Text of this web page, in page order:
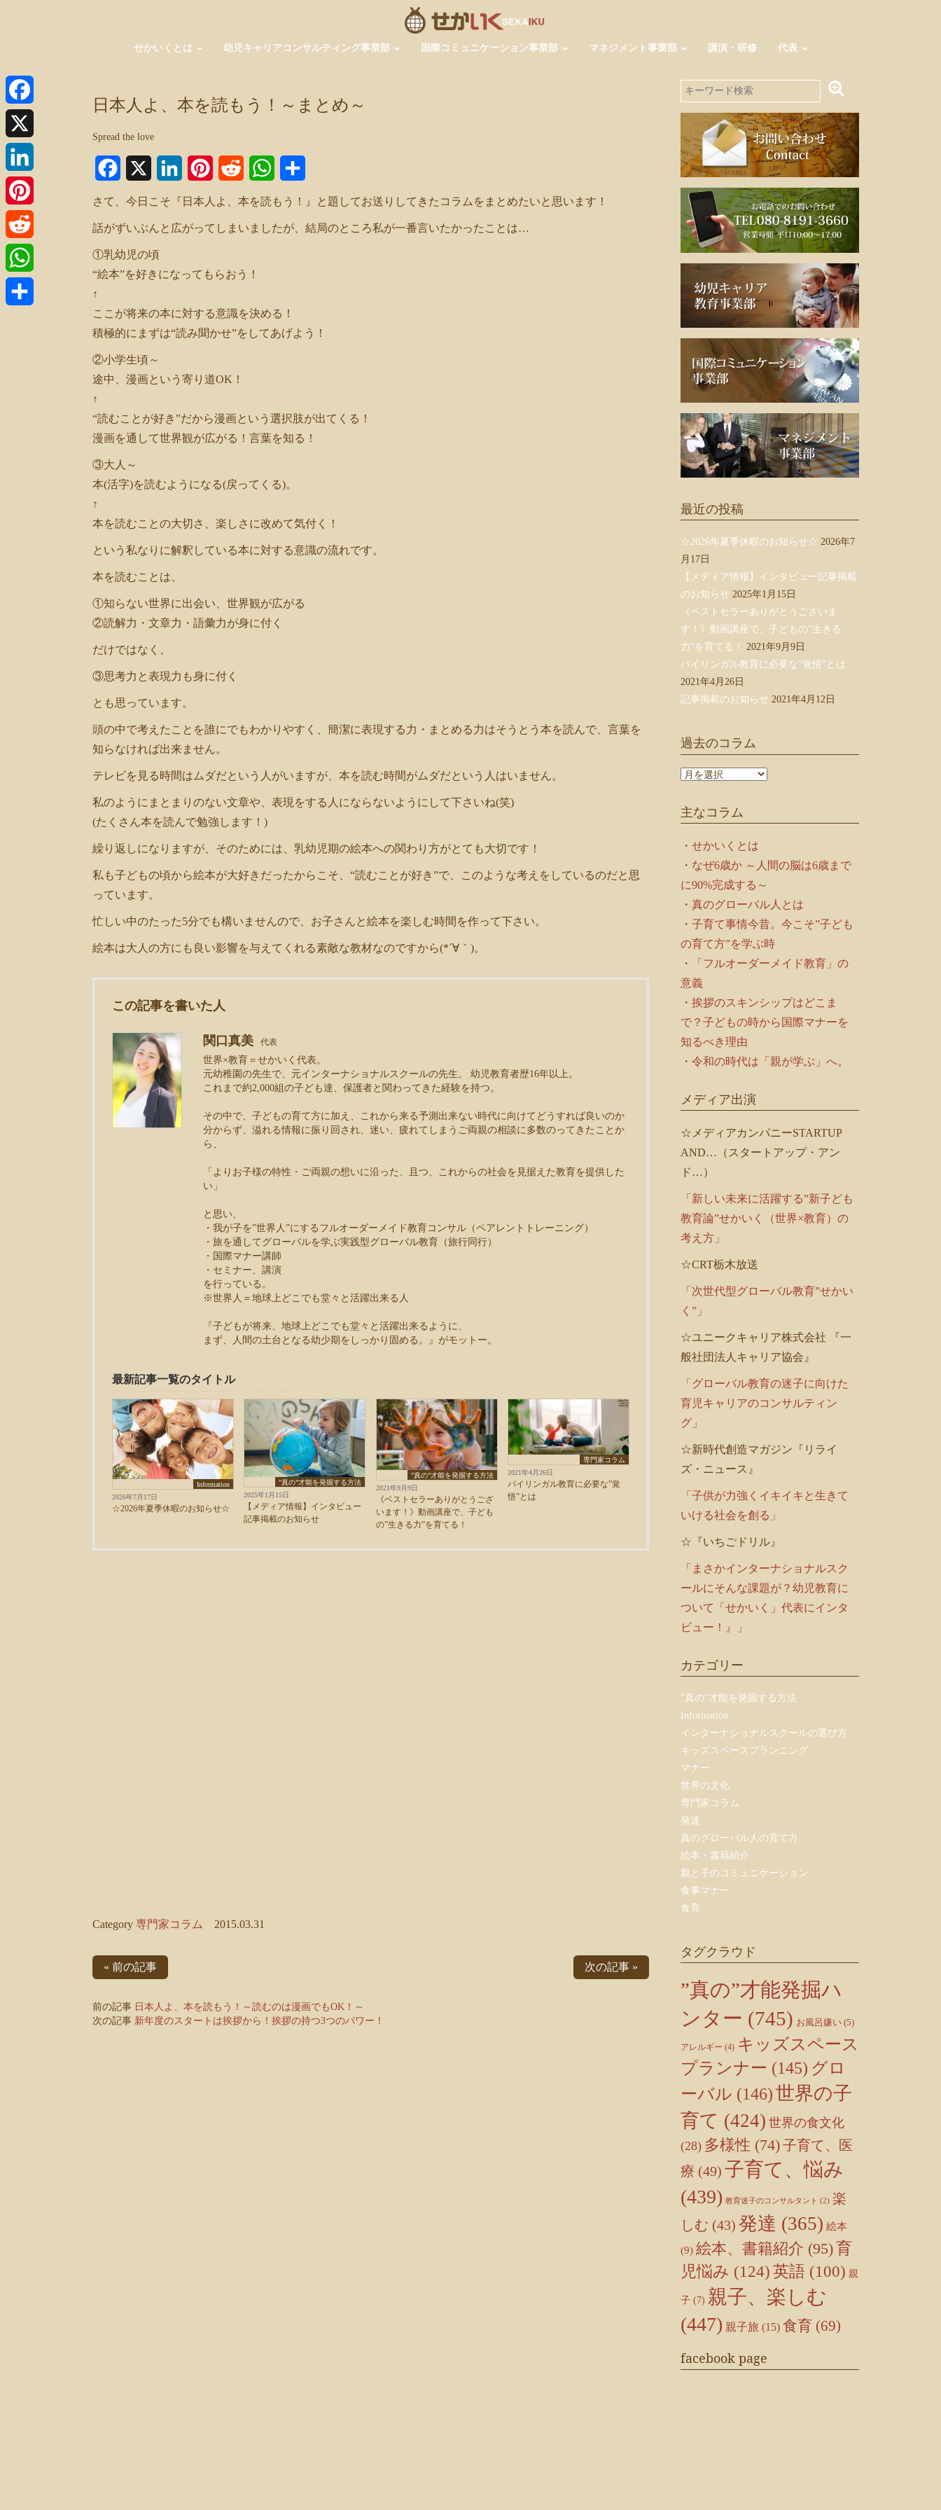
せかいくとは 幼児キャリアコンサルティング事業部 国際コミュニケーション事業部 マネジメント事業部 講演・研修 代表
日本人よ、本を読もう！～まとめ～
Spread the love
Facebook LinkedInPinterest Reddit WhatsApp
さて、今日こそ『日本人よ、本を読もう！』と題してお送りしてきたコラムをまとめたいと思います！
話がずいぶんと広がってしまいましたが、結局のところ私が一番言いたかったことは…
①乳幼児の頃
“絵本”を好きになってもらおう！
↑
ここが将来の本に対する意識を決める！
積極的にまずは“読み聞かせ”をしてあげよう！
②小学生頃～
途中、漫画という寄り道OK！
↑
“読むことが好き”だから漫画という選択肢が出てくる！
漫画を通して世界観が広がる！言葉を知る！
③大人～
本(活字)を読むようになる(戻ってくる)。
↑
本を読むことの大切さ、楽しさに改めて気付く！
という私なりに解釈している本に対する意識の流れです。
本を読むことは、
①知らない世界に出会い、世界観が広がる
②読解力・文章力・語彙力が身に付く
だけではなく、
③思考力と表現力も身に付く
とも思っています。
頭の中で考えたことを誰にでもわかりやすく、簡潔に表現する力・まとめる力はそうとう本を読んで、言葉を
知らなければ出来ません。
テレビを見る時間はムダだという人がいますが、本を読む時間がムダだという人はいません。
私のようにまとまりのない文章や、表現をする人にならないようにして下さいね(笑)
(たくさん本を読んで勉強します！)
繰り返しになりますが、そのためには、乳幼児期の絵本への関わり方がとても大切です！
私も子どもの頃から絵本が大好きだったからこそ、“読むことが好き”で、このような考えをしているのだと思
っています。
忙しい中のたった5分でも構いませんので、お子さんと絵本を楽しむ時間を作って下さい。
絵本は大人の方にも良い影響を与えてくれる素敵な教材なのですから(*´∀｀)。
この記事を書いた人
関口真美 代表
世界×教育＝せかいく代表。
元幼稚園の先生で、元インターナショナルスクールの先生。 幼児教育者歴16年以上。
これまで約2,000組の子ども達、保護者と関わってきた経験を持つ。
その中で、子どもの育て方に加え、これから来る予測出来ない時代に向けてどうすれば良いのか
分からず、溢れる情報に振り回され、迷い、疲れてしまうご両親の相談に多数のってきたことか
ら、
「よりお子様の特性・ご両親の想いに沿った、且つ、これからの社会を見据えた教育を提供した
い」
と思い、
・我が子を”世界人”にするフルオーダーメイド教育コンサル（ペアレントトレーニング）
・旅を通してグローバルを学ぶ実践型グローバル教育（旅行同行）
・国際マナー講師
・セミナー、講演
を行っている。
※世界人＝地球上どこでも堂々と活躍出来る人
『子どもが将来、地球上どこでも堂々と活躍出来るように、
まず、人間の土台となる幼少期をしっかり固める。』がモットー。
最新記事一覧のタイトル
Information
2026年7月17日
☆2026年夏季休暇のお知らせ☆
”真の”才能を発掘する方法
2025年1月15日
【メディア情報】インタビュー
記事掲載のお知らせ
”真の”才能を発掘する方法
2021年9月9日
《ベストセラーありがとうござ
います！》動画講座で、子ども
の”生きる力”を育てる！
専門家コラム
2021年4月26日
バイリンガル教育に必要な”覚
悟”とは
Category 専門家コラム 2015.03.31
« 前の記事 次の記事 »
前の記事 日本人よ、本を読もう！～読むのは漫画でもOK！～
次の記事 新年度のスタートは挨拶から！挨拶の持つ3つのパワー！
最近の投稿
☆2026年夏季休暇のお知らせ☆ 2026年7
月17日
【メディア情報】インタビュー記事掲載
のお知らせ 2025年1月15日
《ベストセラーありがとうございま
す！》動画講座で、子どもの”生きる
力”を育てる！
2021年9月9日
バイリンガル教育に必要な”覚悟”とは
2021年4月26日
記事掲載のお知らせ 2021年4月12日
過去のコラム
過
コ
ム
主なコラム
・ せかいくとは
・ なぜ6歳か ～人間の脳は6歳まで
に90%完成する～
・ 真のグローバル人とは
・ 子育て事情今昔。今こそ”子ども
の育て方”を学ぶ時
・
「フルオーダーメイド教育」の
意義
・ 挨拶のスキンシップはどこま
で？子どもの時から国際マナーを
知るべき理由
・ 令和の時代は「親が学ぶ」へ。
メディア出演
☆メディアカンパニーSTARTUP
AND…（スタートアップ・アン
ド…）
「新しい未来に活躍する”新子ども
教育論”せかいく（世界×教育）の
考え方」
☆CRT栃木放送
「次世代型グローバル教育”せかい
く”」
☆ユニークキャリア株式会社 『一
般社団法人キャリア協会』
「グローバル教育の迷子に向けた
育児キャリアのコンサルティン
グ」
☆新時代創造マガジン『リライ
ズ・ニュース』
「子供が力強くイキイキと生きて
いける社会を創る」
☆『いちごドリル』
「まさかインターナショナルスク
ールにそんな課題が？幼児教育に
ついて「せかいく」代表にインタ
ビュー！』」
カテゴリー
”真の”才能を発掘する方法
Information
インターナショナルスクールの選び方
キッズスペースプランニング
マナー
世界の文化
専門家コラム
発達
真のグローバル人の育て方
絵本・書籍紹介
親と子のコミュニケーション
食事マナー
食育
タグクラウド
”真の”才能発掘ハ
ンター (745) お風呂嫌い (5)
アレルギー (4) キッズスペース
プランナー (145) グロ
ーバル (146)世界の子
育て (424) 世界の食文化
(28) 多様性 (74)子育て、医
療 (49) 子育て、悩み
(439) 教育迷子のコンサルタント (2) 楽
しむ (43) 発達 (365) 絵本
(9) 絵本、書籍紹介 (95)育
児悩み (124) 英語 (100) 親
子 (7) 親子、楽しむ
(447) 親子旅 (15) 食育 (69)
facebook page
Facebook
X
LinkedIn
Pinterest
Reddit
WhatsApp